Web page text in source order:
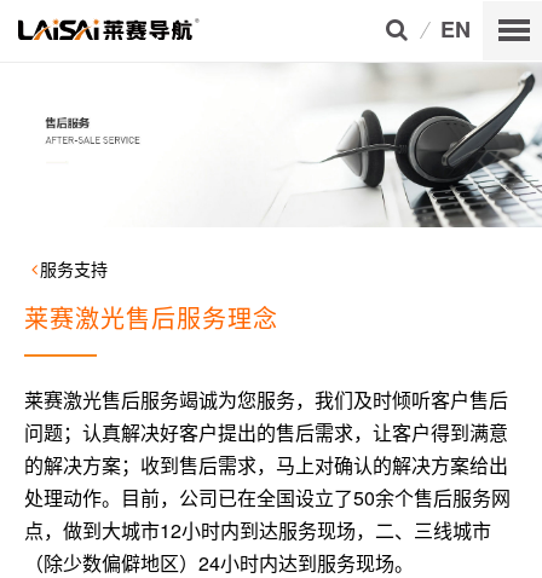
EN
服务支持
莱赛激光售后服务理念
莱赛激光售后服务竭诚为您服务，我们及时倾听客户售后
问题；认真解决好客户提出的售后需求，让客户得到满意
的解决方案；收到售后需求，马上对确认的解决方案给出
处理动作。目前，公司已在全国设立了50余个售后服务网
点，做到大城市12小时内到达服务现场，二、三线城市
（除少数偏僻地区）24小时内达到服务现场。